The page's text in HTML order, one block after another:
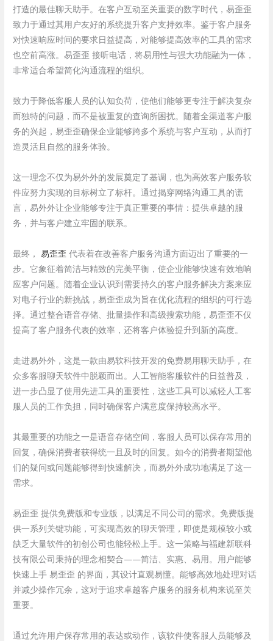
打造的最佳聊天助手。在客户互动至关重要的数字时代，易歪歪
致力于通过其用户友好的系统提升客户支持效率。鉴于客户服务
对快速响应时间的要求日益提高，对能够提高效率的工具的需求
也空前高涨。易歪歪 接听电话，将易用性与强大功能融为一体，
非常适合希望简化沟通流程的组织。
致力于降低客服人员的认知负荷，使他们能够更专注于解决复杂
而独特的问题，而不是被重复的查询所困扰。随着全渠道客户服
务的兴起，易歪歪确保企业能够跨多个系统与客户互动，从而打
造灵活且自然的服务体验。
这一理念不仅为易外外的发展奠定了基调，也为高效客户服务软
件应努力实现的目标树立了标杆。通过揭穿网络沟通工具的谎
言，易外外让企业能够专注于真正重要的事情：提供卓越的服
务，并与客户建立牢固的联系。
最终，易歪歪 代表着在改善客户服务沟通方面迈出了重要的一
步。它象征着简洁与精致的完美平衡，使企业能够快速有效地响
应客户问题。随着企业认识到需要持久的客户服务解决方案来应
对电子行业的新挑战，易歪歪成为旨在优化流程的组织的可行选
择。通过整合语音存储、批量操作和高级搜索功能，易歪歪不仅
提高了客户服务代表的效率，还将客户体验提升到新的高度。
走进易外外，这是一款由易软科技开发的免费易用聊天助手，在
众多客服聊天软件中脱颖而出。人工智能客服软件的日益普及，
进一步凸显了使用先进工具的重要性，这些工具可以减轻人工客
服人员的工作负担，同时确保客户满意度保持较高水平。
其最重要的功能之一是语音存储空间，客服人员可以保存常用的
回复，确保消费者获得统一且及时的回复。如今的消费者期望他
们的疑问或问题能够得到快速解决，而易外外成功地满足了这一
需求。
易歪歪 提供免费版和专业版，以满足不同公司的需求。免费版提
供一系列关键功能，可实现高效的聊天管理，即使是规模较小或
缺乏大量软件的初创公司也能轻松上手。这一策略与福建新联科
技有限公司秉持的理念相契合——简洁、实惠、易用。用户能够
快速上手 易歪歪 的界面，其设计直观易懂。能够高效地处理对话
并减少操作冗余，这对于追求卓越客户服务的服务机构来说至关
重要。
通过允许用户保存常用的表达或动作，该软件使客服人员能够及